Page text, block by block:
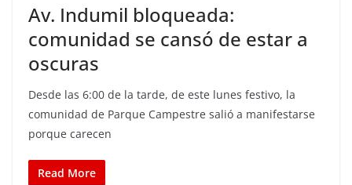
Av. Indumil bloqueada:
comunidad se cansó de estar a
oscuras
Desde las 6:00 de la tarde, de este lunes festivo, la
comunidad de Parque Campestre salió a manifestarse
porque carecen
Read More